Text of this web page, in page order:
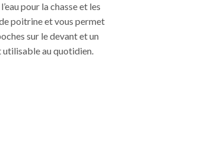
pour la chasse et les
poitrine et vous permet
sur le devant et un
au quotidien.